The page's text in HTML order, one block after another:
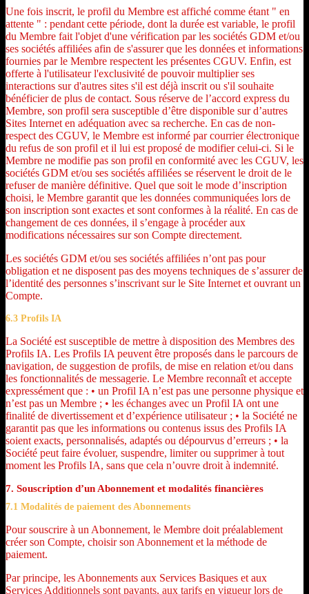
Une fois inscrit, le profil du Membre est affiché comme étant " en
attente " : pendant cette période, dont la durée est variable, le profil
du Membre fait l'objet d'une vérification par les sociétés GDM et/ou
ses sociétés affiliées afin de s'assurer que les données et informations
fournies par le Membre respectent les présentes CGUV. Enfin, est
offerte à l'utilisateur l'exclusivité de pouvoir multiplier ses
interactions sur d'autres sites s'il est déjà inscrit ou s'il souhaite
bénéficier de plus de contact. Sous réserve de l’accord express du
Membre, son profil sera susceptible d’être disponible sur d’autres
Sites Internet en adéquation avec sa recherche. En cas de non-
respect des CGUV, le Membre est informé par courrier électronique
du refus de son profil et il lui est proposé de modifier celui-ci. Si le
Membre ne modifie pas son profil en conformité avec les CGUV, les
sociétés GDM et/ou ses sociétés affiliées se réservent le droit de le
refuser de manière définitive. Quel que soit le mode d’inscription
choisi, le Membre garantit que les données communiquées lors de
son inscription sont exactes et sont conformes à la réalité. En cas de
changement de ces données, il s’engage à procéder aux
modifications nécessaires sur son Compte directement.
Les sociétés GDM et/ou ses sociétés affiliées n’ont pas pour
obligation et ne disposent pas des moyens techniques de s’assurer de
l’identité des personnes s’inscrivant sur le Site Internet et ouvrant un
Compte.
6.3 Profils IA
La Société est susceptible de mettre à disposition des Membres des
Profils IA. Les Profils IA peuvent être proposés dans le parcours de
navigation, de suggestion de profils, de mise en relation et/ou dans
les fonctionnalités de messagerie. Le Membre reconnaît et accepte
expressément que : • un Profil IA n’est pas une personne physique et
n’est pas un Membre ; • les échanges avec un Profil IA ont une
finalité de divertissement et d’expérience utilisateur ; • la Société ne
garantit pas que les informations ou contenus issus des Profils IA
soient exacts, personnalisés, adaptés ou dépourvus d’erreurs ; • la
Société peut faire évoluer, suspendre, limiter ou supprimer à tout
moment les Profils IA, sans que cela n’ouvre droit à indemnité.
7. Souscription d’un Abonnement et modalités financières
7.1 Modalités de paiement des Abonnements
Pour souscrire à un Abonnement, le Membre doit préalablement
créer son Compte, choisir son Abonnement et la méthode de
paiement.
Par principe, les Abonnements aux Services Basiques et aux
Services Additionnels sont payants, aux tarifs en vigueur lors de